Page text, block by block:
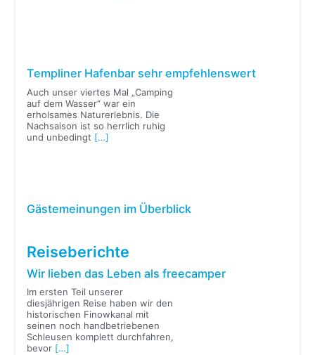
Templiner Hafenbar sehr empfehlenswert
Auch unser viertes Mal „Camping
auf dem Wasser“ war ein
erholsames Naturerlebnis. Die
Nachsaison ist so herrlich ruhig
und unbedingt […]
Gästemeinungen im Überblick
Reiseberichte
Wir lieben das Leben als freecamper
Im ersten Teil unserer
diesjährigen Reise haben wir den
historischen Finowkanal mit
seinen noch handbetriebenen
Schleusen komplett durchfahren,
bevor […]